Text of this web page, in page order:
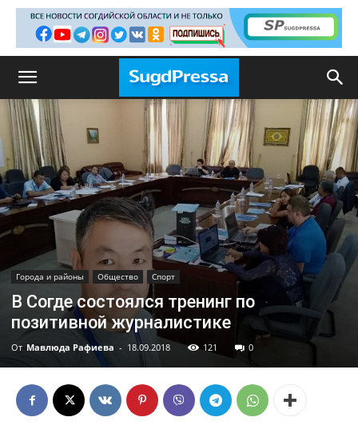
Города и районы Общество Спорт
В Согде состоялся тренинг по
позитивной журналистике
От Мавлюда Рафиева - 18.09.2018 121 0